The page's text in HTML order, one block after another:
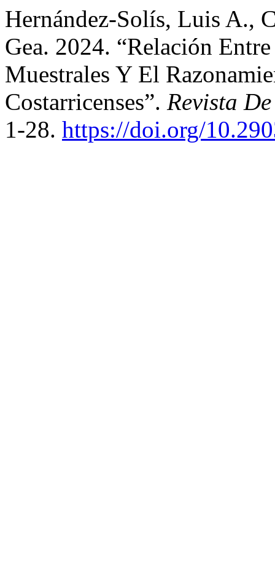
Hernández-Solís, Luis A.,
Gea. 2024. “Relación
Muestrales Y El
Costarricenses”. Revista
1-28. https://doi.org/